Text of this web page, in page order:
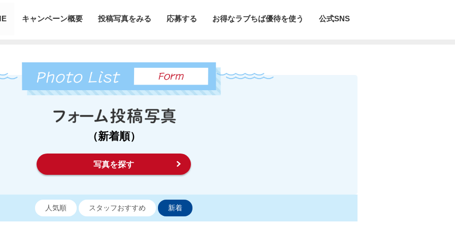
キャンペーン概要 投稿写真をみる 応募する お得なラブちば優待を使う 公式SNS
（新着順）
写真を探す
人気順 スタッフおすすめ 新着